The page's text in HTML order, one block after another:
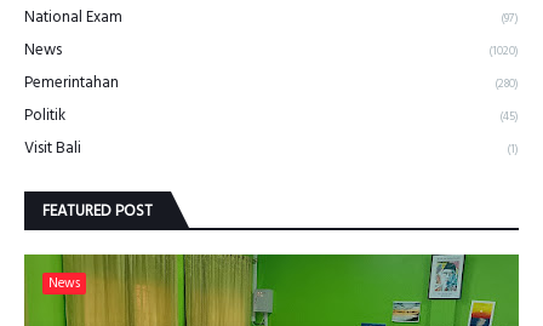
National Exam (97)
News (1020)
Pemerintahan (280)
Politik (45)
Visit Bali (1)
FEATURED POST
News